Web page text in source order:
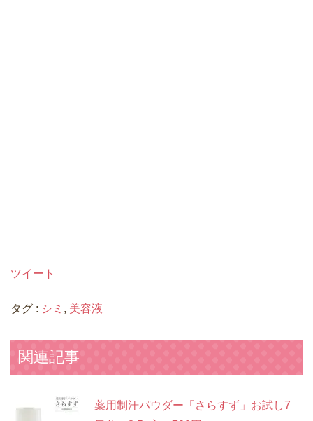
ツイート
タグ : シミ , 美容液
関連記事
薬用制汗パウダー「さらすず」お試し7